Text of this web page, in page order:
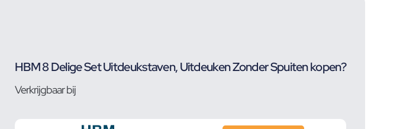
HBM 8 Delige Set Uitdeukstaven, Uitdeuken Zonder Spuiten kopen?
Verkrijgbaar bij